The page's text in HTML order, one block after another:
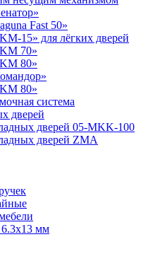
Fast 50»
15» для лёгких дверей
70»
80»
80»
система
дверей
дверей 05-MKK-100
дверей ZMA
мм